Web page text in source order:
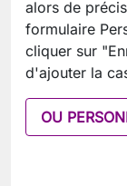
alors de
formulaire
cliquer sur
d'ajouter la
OU